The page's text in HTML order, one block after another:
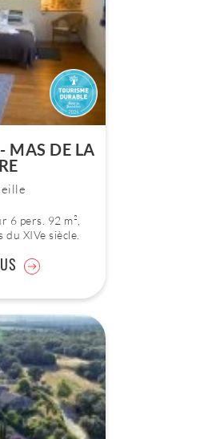
MAS DE LA
pers. 92 m²,
XIVe siècle.